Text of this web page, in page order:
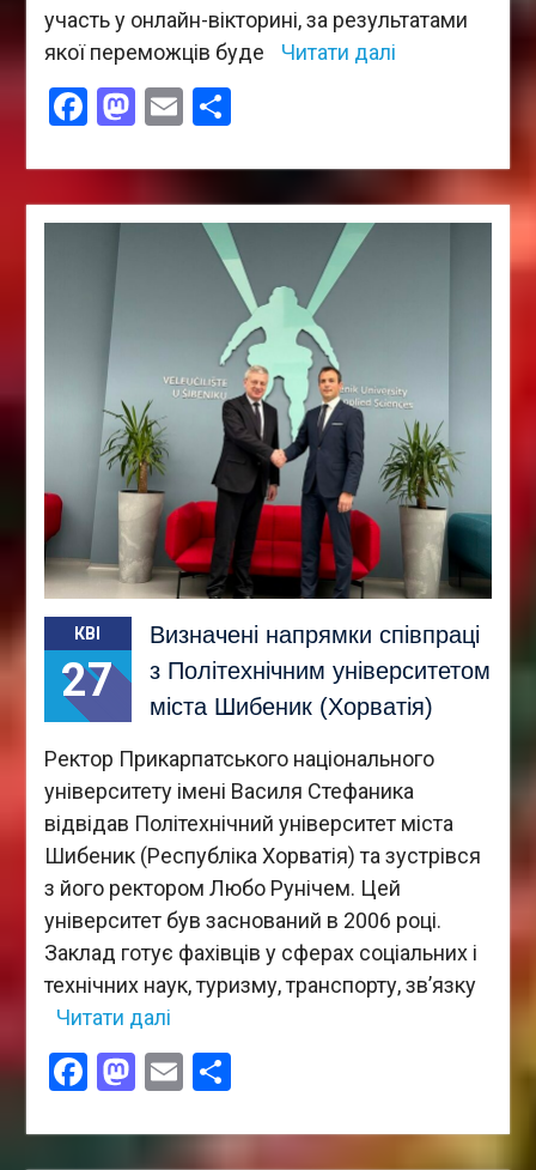
участь у онлайн-вікторині, за результатами
якої переможців буде
Читати далі
Facebook
Mastodon
EmailПоділитися
КВІ
27
Визначені напрямки співпраці
з Політехнічним університетом
міста Шибеник (Хорватія)
Ректор Прикарпатського національного
університету імені Василя Стефаника
відвідав Політехнічний університет міста
Шибеник (Республіка Хорватія) та зустрівся
з його ректором Любо Рунічем. Цей
університет був заснований в 2006 році.
Заклад готує фахівців у сферах соціальних і
технічних наук, туризму, транспорту, зв’язку
Читати далі
Facebook
Mastodon
Email